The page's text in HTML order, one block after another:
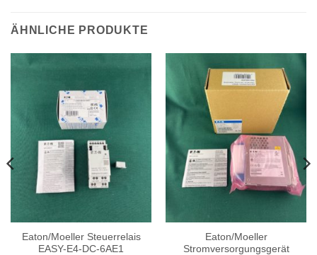
ÄHNLICHE PRODUKTE
Eaton/Moeller Steuerrelais
EASY-E4-DC-6AE1
Eaton/Moeller
Stromversorgungsgerät